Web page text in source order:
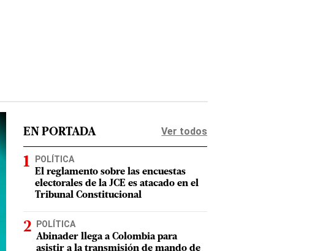
EN PORTADA Ver todos
POLÍTICA
El reglamento sobre las encuestas
electorales de la JCE es atacado en el
Tribunal Constitucional
POLÍTICA
Abinader llega a Colombia para
asistir a la transmisión de mando de